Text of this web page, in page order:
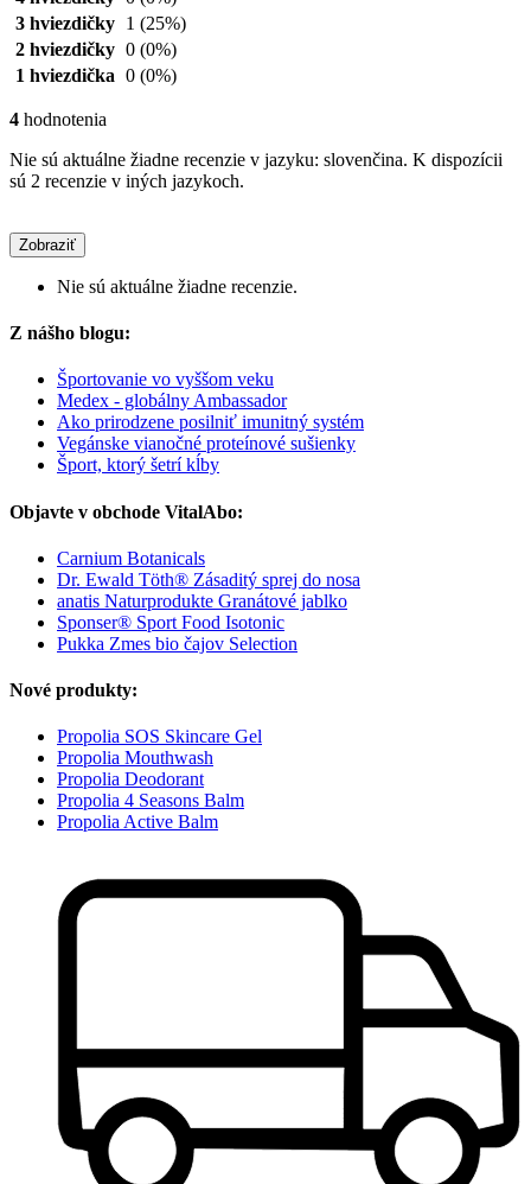
3 hviezdičky
1 (25%)
2 hviezdičky 0 (0%)
1 hviezdička 0 (0%)
4 hodnotenia
Nie sú aktuálne žiadne recenzie v jazyku: slovenčina. K dispozícii
sú 2 recenzie v iných jazykoch.
Zobraziť
Nie sú aktuálne žiadne recenzie.
Z nášho blogu:
Športovanie vo vyššom veku
Medex - globálny Ambassador
Ako prirodzene posilniť imunitný systém
Vegánske vianočné proteínové sušienky
Šport, ktorý šetrí kĺby
Objavte v obchode VitalAbo:
Carnium Botanicals
Dr. Ewald Töth® Zásaditý sprej do nosa
anatis Naturprodukte Granátové jablko
Sponser® Sport Food Isotonic
Pukka Zmes bio čajov Selection
Nové produkty:
Propolia SOS Skincare Gel
Propolia Mouthwash
Propolia Deodorant
Propolia 4 Seasons Balm
Propolia Active Balm